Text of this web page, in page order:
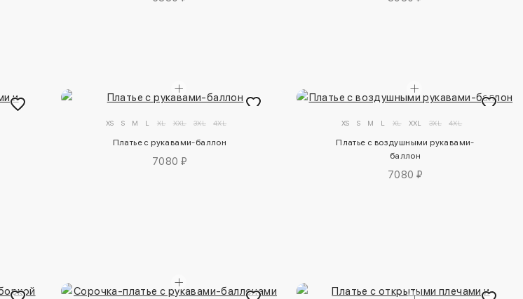
XS S M L XL XXL 3XL 4XL
Платье с рукавами-баллон
7080 ₽
XS S M L XL XXL 3XL 4XL
Платье с воздушными рукавами-
баллон
7080 ₽